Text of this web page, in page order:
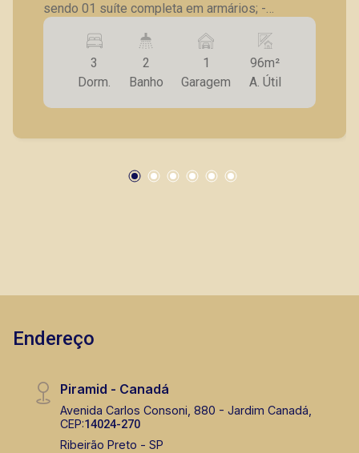
Corretor(a) Online
CORRETOR DE PLANTÃO
Murilo Bazilio
Fabiana Gonçalves
sendo 01 suíte completa em armários; -
Banheiro social completo; - Sala para 02
ambientes; - Cozinha com armários; -
Lavanderia; - Área de serviço; - 01 vaga de
garagem. A Piramid tem como objetivo atender
seus clientes com agilidade e segurança, em
mesmo nos principais lançamentos da cidade
3
Dorm.
2
Banho
1
Garagem
96m²
A. Útil
Endereço
Piramid - Canadá
Avenida Carlos Consoni, 880 - Jardim Canadá,
CEP:14024-270
Ribeirão Preto - SP